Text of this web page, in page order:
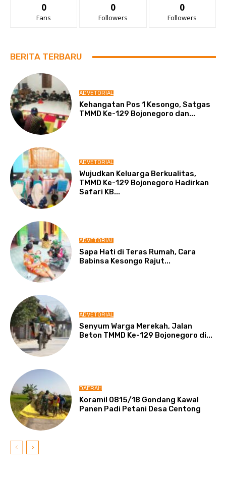
0
Fans
0
Followers
0
Followers
BERITA TERBARU
ADVETORIAL
Kehangatan Pos 1 Kesongo, Satgas
TMMD Ke-129 Bojonegoro dan...
ADVETORIAL
Wujudkan Keluarga Berkualitas,
TMMD Ke-129 Bojonegoro Hadirkan
Safari KB...
ADVETORIAL
Sapa Hati di Teras Rumah, Cara
Babinsa Kesongo Rajut...
ADVETORIAL
Senyum Warga Merekah, Jalan
Beton TMMD Ke-129 Bojonegoro di...
DAERAH
Koramil 0815/18 Gondang Kawal
Panen Padi Petani Desa Centong